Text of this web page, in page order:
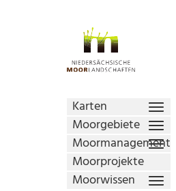
Karten
Moorgebiete
Moormanagement
Moorprojekte
Moorwissen